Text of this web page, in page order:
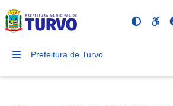
Prefeitura de Turvo